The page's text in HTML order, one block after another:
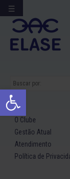
Abrir a
Ir
para
conteúdo
O Clube
Gestão Atual
Atendimento
Política de
☰